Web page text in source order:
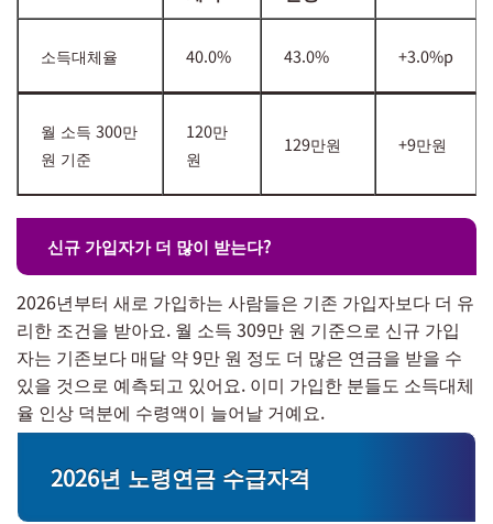
소득대체율 40.0% 43.0% +3.0%p
월 소득 300만
원 기준
120만
원
129만원 +9만원
신규 가입자가 더 많이 받는다?
2026년부터 새로 가입하는 사람들은 기존 가입자보다 더 유
리한 조건을 받아요. 월 소득 309만 원 기준으로 신규 가입
자는 기존보다 매달 약 9만 원 정도 더 많은 연금을 받을 수
있을 것으로 예측되고 있어요. 이미 가입한 분들도 소득대체
율 인상 덕분에 수령액이 늘어날 거예요.
2026년 노령연금 수급자격